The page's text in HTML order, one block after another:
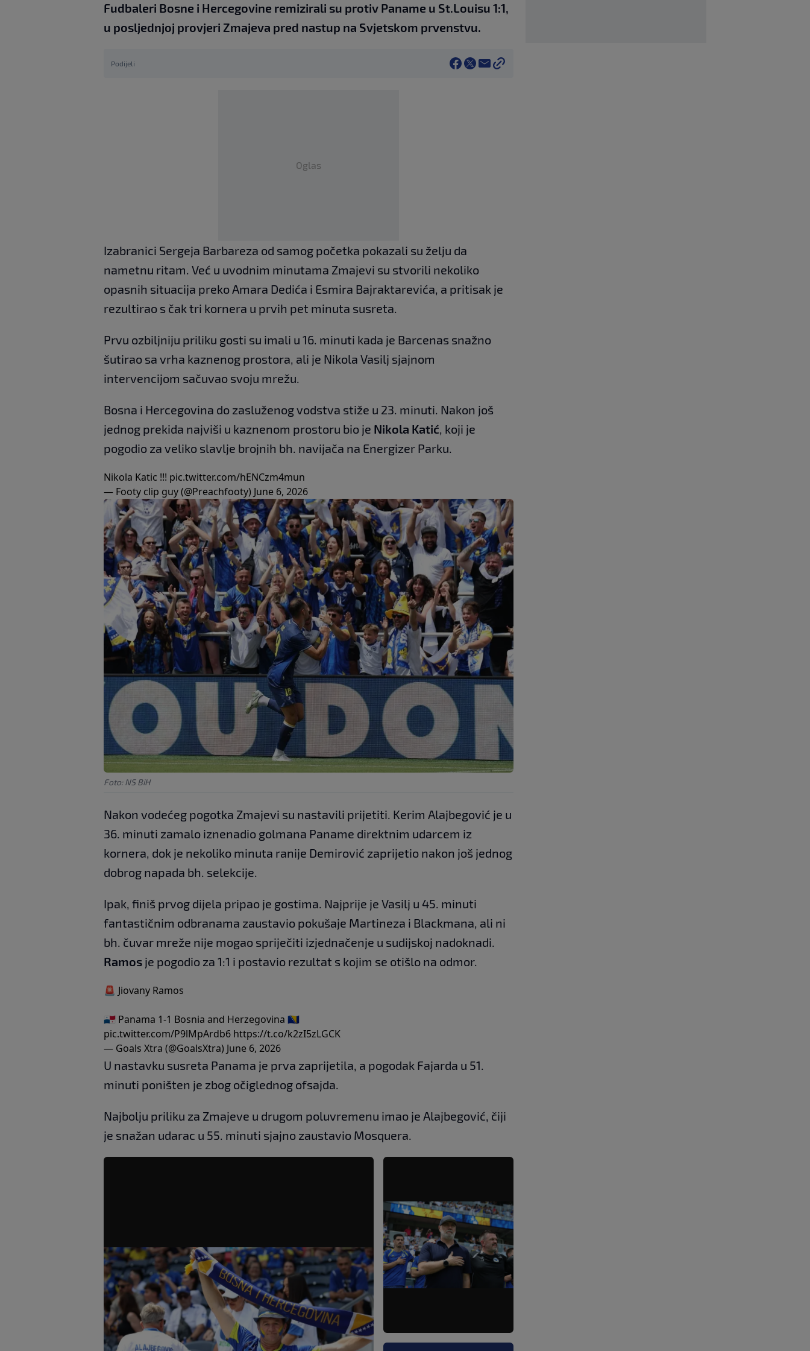
Fudbaleri Bosne i Hercegovine remizirali su protiv Paname u St.Louisu 1:1,
u posljednjoj provjeri Zmajeva pred nastup na Svjetskom prvenstvu.
Podijeli
Oglas
Izabranici Sergeja Barbareza od samog početka pokazali su želju da
nametnu ritam. Već u uvodnim minutama Zmajevi su stvorili nekoliko
opasnih situacija preko Amara Dedića i Esmira Bajraktarevića, a pritisak je
rezultirao s čak tri kornera u prvih pet minuta susreta.
Prvu ozbiljniju priliku gosti su imali u 16. minuti kada je Barcenas snažno
šutirao sa vrha kaznenog prostora, ali je Nikola Vasilj sjajnom
intervencijom sačuvao svoju mrežu.
Bosna i Hercegovina do zasluženog vodstva stiže u 23. minuti. Nakon još
jednog prekida najviši u kaznenom prostoru bio je Nikola Katić, koji je
pogodio za veliko slavlje brojnih bh. navijača na Energizer Parku.
Nikola Katic !!! pic.twitter.com/hENCzm4mun
— Footy clip guy (@Preachfooty) June 6, 2026
Foto: NS BiH
Nakon vodećeg pogotka Zmajevi su nastavili prijetiti. Kerim Alajbegović je u
36. minuti zamalo iznenadio golmana Paname direktnim udarcem iz
kornera, dok je nekoliko minuta ranije Demirović zaprijetio nakon još jednog
dobrog napada bh. selekcije.
Ipak, finiš prvog dijela pripao je gostima. Najprije je Vasilj u 45. minuti
fantastičnim odbranama zaustavio pokušaje Martineza i Blackmana, ali ni
bh. čuvar mreže nije mogao spriječiti izjednačenje u sudijskoj nadoknadi.
Ramos je pogodio za 1:1 i postavio rezultat s kojim se otišlo na odmor.
🚨 Jiovany Ramos
🇵🇦 Panama 1-1 Bosnia and Herzegovina 🇧🇦
pic.twitter.com/P9lMpArdb6 https://t.co/k2zI5zLGCK
— Goals Xtra (@GoalsXtra) June 6, 2026
U nastavku susreta Panama je prva zaprijetila, a pogodak Fajarda u 51.
minuti poništen je zbog očiglednog ofsajda.
Najbolju priliku za Zmajeve u drugom poluvremenu imao je Alajbegović, čiji
je snažan udarac u 55. minuti sjajno zaustavio Mosquera.